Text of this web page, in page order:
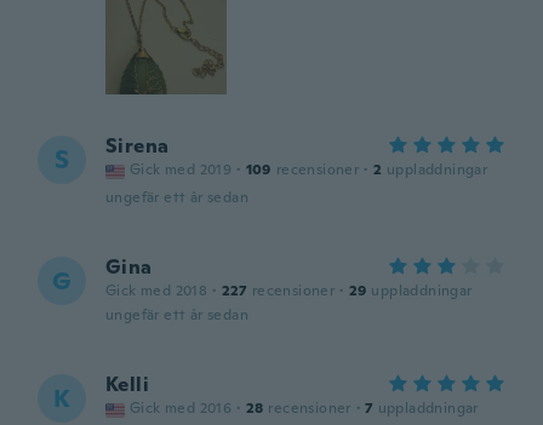
S Sirena
Gick med 2019 · 109 recensioner · 2 uppladdningar
ungefär ett år sedan
G Gina
Gick med 2018 · 227 recensioner · 29 uppladdningar
ungefär ett år sedan
K Kelli
Gick med 2016 · 28 recensioner · 7 uppladdningar